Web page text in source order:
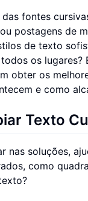
fontes
postagens de
de texto
os lugares?
obter os
e como
Texto
nas soluções,
como